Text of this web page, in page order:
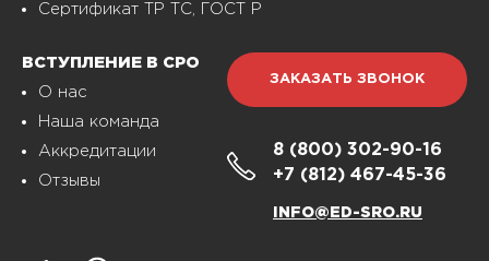
Сертификат ТР ТС, ГОСТ Р
ВСТУПЛЕНИЕ В СРО
О нас
Наша команда
Аккредитации
Отзывы
ЗАКАЗАТЬ ЗВОНОК
8 (800) 302-90-16
+7 (812) 467-45-36
INFO@ED-SRO.RU